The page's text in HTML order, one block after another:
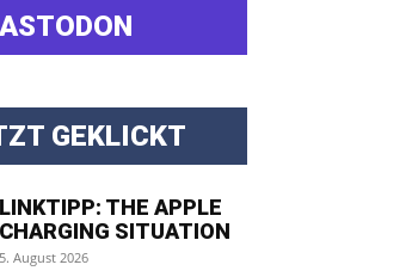
GEKLICKT
LINKTIPP: THE APPLE
CHARGING SITUATION
5. August 2026